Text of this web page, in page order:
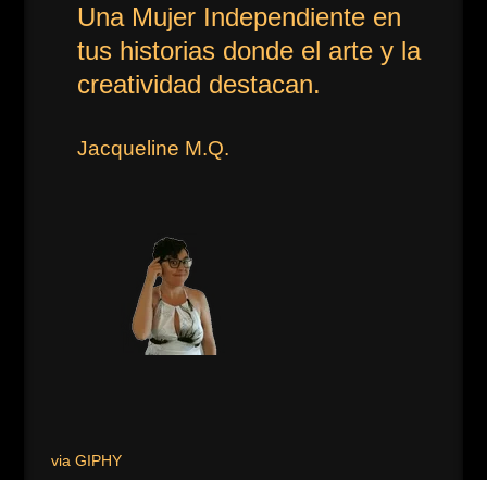
Una Mujer Independiente en
tus historias donde el arte y la
creatividad destacan.
Jacqueline M.Q.
via GIPHY